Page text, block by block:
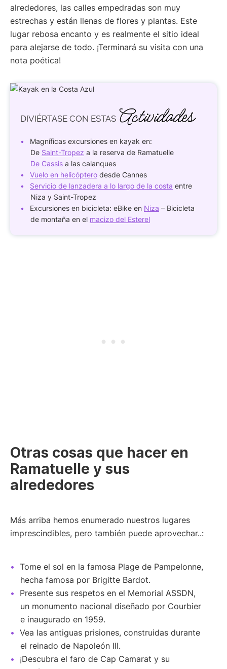
alrededores, las calles empedradas son muy
estrechas y están llenas de flores y plantas. Este
lugar rebosa encanto y es realmente el sitio ideal
para alejarse de todo. ¡Terminará su visita con una
nota poética!
DIVIÉRTASE CON ESTAS Actividades
Magníficas excursiones en kayak en:
De Saint-Tropez a la reserva de Ramatuelle
De Cassis a las calanques
Vuelo en helicóptero desde Cannes
Servicio de lanzadera a lo largo de la costa entre
Niza y Saint-Tropez
Excursiones en bicicleta: eBike en Niza – Bicicleta
de montaña en el macizo del Esterel
Otras cosas que hacer en
Ramatuelle y sus
alrededores
Más arriba hemos enumerado nuestros lugares
imprescindibles, pero también puede aprovechar..:
Tome el sol en la famosa Plage de Pampelonne,
hecha famosa por Brigitte Bardot.
Presente sus respetos en el Memorial ASSDN,
un monumento nacional diseñado por Courbier
e inaugurado en 1959.
Vea las antiguas prisiones, construidas durante
el reinado de Napoleón III.
¡Descubra el faro de Cap Camarat y su